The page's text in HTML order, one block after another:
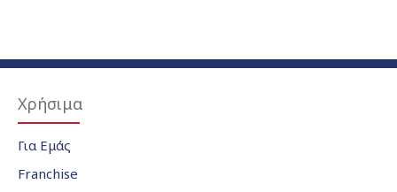
Χρήσιμα
Για Εμάς
Franchise